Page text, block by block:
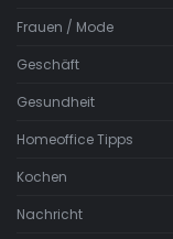
Frauen / Mode
Geschäft
Gesundheit
Homeoffice Tipps
Kochen
Nachricht